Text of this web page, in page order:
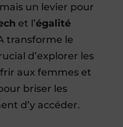
un levier pour
et l’égalité
transforme le
d’explorer les
aux femmes et
briser les
d’y accéder.